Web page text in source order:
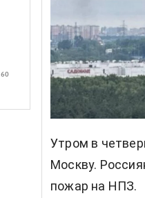
Утром в
Москву.
пожар на НПЗ.